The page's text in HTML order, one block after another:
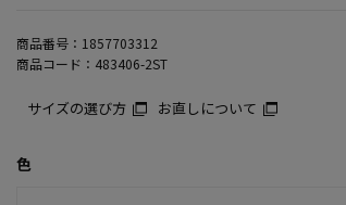
商品番号： 1857703312
商品コード： 483406-2ST
サイズの選び方 お直しについて
色